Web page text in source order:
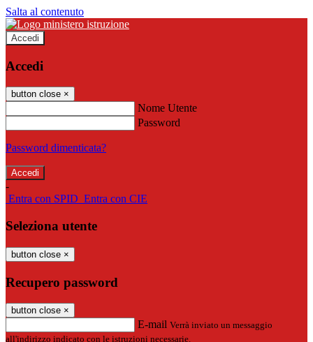
Salta al contenuto
Accedi
Accedi
button close ×
Nome Utente
Password
Password dimenticata?
-
Entra con SPID Entra con CIE
Seleziona utente
button close ×
Recupero password
button close ×
E-mail Verrà inviato un messaggio
all'indirizzo indicato con le istruzioni necessarie.